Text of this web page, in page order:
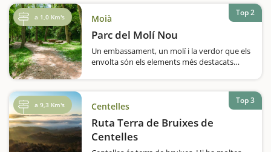
les coneix com el Palau de la Fauna
Quaternària, ja us podeu fer una…
a 1,0 Km's Moià
Parc del Molí Nou
Un embassament, un molí i la verdor que els
envolta són els elements més destacats
ser un dels últims…
Top 2
a 9,3 Km's Centelles
Ruta Terra de Bruixes de
Centelles
Top 3